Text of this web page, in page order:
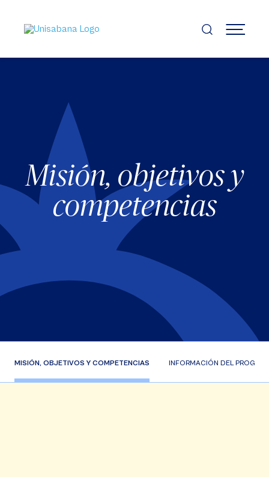
contenido
principal
MENÚ
Misión, objetivos y
competencias
MISIÓN, OBJETIVOS Y COMPETENCIAS INFORMACIÓN DEL